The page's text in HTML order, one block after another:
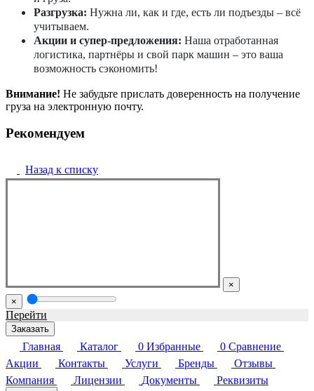
Разгрузка: Нужна ли, как и где, есть ли подъезды – всё
учитываем.
Акции и супер-предложения: Наша отработанная
логистика, партнёры и свой парк машин – это ваша
возможность сэкономить!
Внимание! Не забудьте прислать доверенность на получение
груза на электронную почту.
Рекомендуем
Назад к списку
×
×
Перейти
Заказать
Главная Каталог 0 Избранные 0 Сравнение
Акции
Контакты Услуги Бренды
Отзывы
Компания
Лицензии Документы Реквизиты